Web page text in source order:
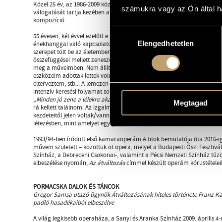
számukra vagy az Ön által
kiválasztásaElengedhetetlen
Megtagad
Közel 25 év, az 1986-2009 közötti alkotói periódusom énekhangot is
válogatását tartja kezében a hallgató. Ezek közül aNem lett-e
kompozíció.
55 évesen, két évvel ezelőtt e lemez alapgondolatát és kiindulópontját
énekhanggal való kapcsolatom, egészen a 8 éves koromban készült
szerepet tölt be az életemben. Ebben a kis előszóban arról kívánok
összefüggései mellett zeneszerzői gondolkodásom, az élő
meg a műveimben. Nem állítom, hogy minden ötlet készen volt a
eszközeim adottak lettek volna már az alkotó gondolat első
elterveztem, stb... A lemezen megszólaló „megoldások” egy része
intenzív keresési folyamat során, intuitív módon született. Tudtam, mi
„Minden jó zene a lélekre akar hatni...”
–, de a számomra,
rá kellett találnom. Az izgalmas éppen az volt, hogy azok a
kezdeteitől jelen voltak/vannak, megtalálják-e helyüket – nem
létezésben, mint amelyet egy dalciklus vagy opera komponálása jelent.
1993/94-ben íródott első kamaraoperám A titok bemutatója óta 2016-
művem született – közöttük öt opera, melyet a Budapesti Őszi
Színház, a Debreceni Csokonai-, valamint a Pécsi Nemzeti Színház
elbeszélése nyomán,Az átváltozáscímmel készült operám
PORMACSKA DALOK ÉS TÁNCOK
Gregor Samsa utazó ügynök Átváltozásának hiteles története Franz
padló hasadékaiból elbeszélve
A világ legkisebb operaháza, a Sanyi és Aranka Színház 2009. április